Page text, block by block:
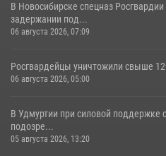
В Новосибирске спецназ
задержании под...
06 августа 2026, 07:09
Росгвардейцы уничтожили свыше
06 августа 2026, 05:00
В Удмуртии при силовой поддержке
подозре...
05 августа 2026, 13:20